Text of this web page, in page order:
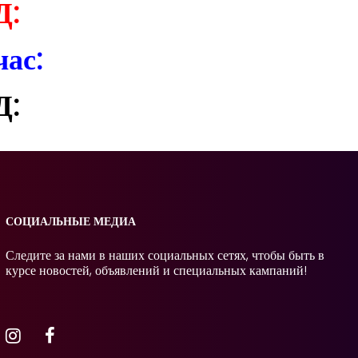
СОЦИАЛЬНЫЕ МЕДИА
Следите за нами в наших социальных сетях, чтобы быть в
курсе новостей, объявлений и специальных кампаний!